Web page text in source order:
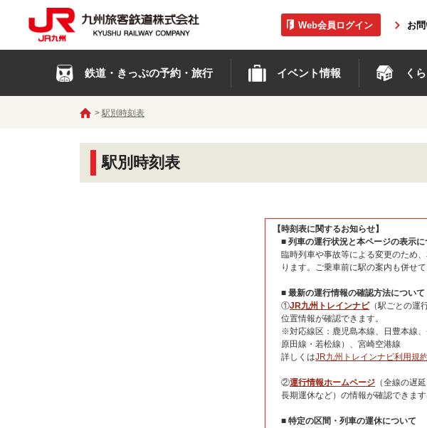
Web会員ログイン お
鉄道・きっぷの予約・旅行 イベント情報 く
駅別時刻表
駅別時刻表
【時刻表に関するお知らせ】
■ 列車の運行状況と本ページの表示に
臨時列車や事故等による変更のため
ります。ご乗車前に駅の案内も併せて
■ 最新の運行情報の確認方法について
①JR九州トレインナビ（駅ごとの運
位置情報が確認できます。
※対応線区：鹿児島本線、日豊本線
原田線・若松線）、宮崎空港線
詳しくはJR九州トレインナビ利用規
②運行情報ホームページ （全線の遅
長期運休など）の情報が確認できます
■ 特定の区間・列車の運休について